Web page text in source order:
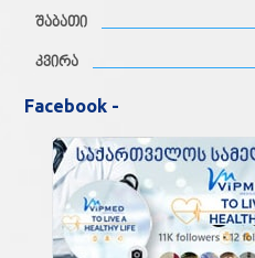
შაბათი
კვირა
Facebook -